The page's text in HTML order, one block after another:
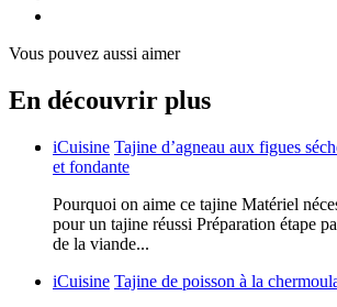
Vous pouvez aussi aimer
En découvrir plus
iCuisine Tajine d’agneau aux figues
et fondante
Pourquoi on aime ce tajine Matériel
pour un tajine réussi Préparation étape
de la viande...
iCuisine Tajine de poisson à la